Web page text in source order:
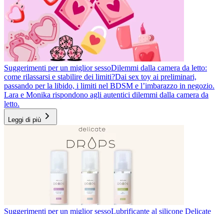
Suggerimenti per un miglior sessoDilemmi dalla camera da letto:
come rilassarsi e stabilire dei limiti?Dai sex toy ai preliminari,
passando per la libido, i limiti nel BDSM e l’imbarazzo in negozio.
Lara e Monika rispondono agli autentici dilemmi dalla camera da
letto.
Leggi di più
Suggerimenti per un miglior sessoLubrificante al silicone Delicate